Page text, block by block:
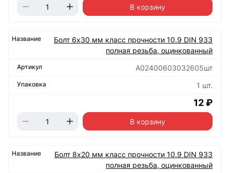
В корзину
Болт 6х30 мм класс прочности 10.9 DIN 933
полная резьба, оцинкованный
А02400603032605шт
1 шт.
12 ₽
В корзину
Болт 8х20 мм класс прочности 10.9 DIN 933
полная резьба, оцинкованный